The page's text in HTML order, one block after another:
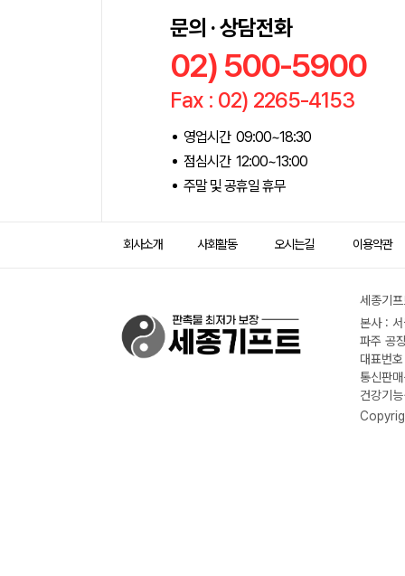
문의 · 상담전화
02) 500-5900
Fax : 02) 2265-4153
영업시간 09:00~18:30
점심시간 12:00~13:00
주말 및 공휴일 휴무
회사소개 사회활동 오시는길 이용약관
세종기
본사 :
파주 공
대표번
통신판
건강기